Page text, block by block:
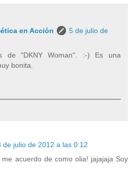
en Acción
5 de julio de
de "DKNY Woman". :-) Es una
bonita.
de julio de 2012 a las 0:12
acuerdo de como olia! jajajaja Soy